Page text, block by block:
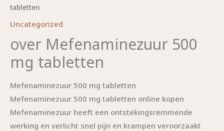
tabletten
Uncategorized
over Mefenaminezuur 500
mg tabletten
Mefenaminezuur 500 mg tabletten
Mefenaminezuur 500 mg tabletten online kopen
Mefenaminezuur heeft een ontstekingsremmende
werking en verlicht snel pijn en krampen veroorzaakt